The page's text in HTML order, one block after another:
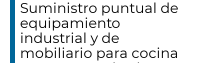
Suministro puntual de
equipamiento
industrial y de
mobiliario para cocina